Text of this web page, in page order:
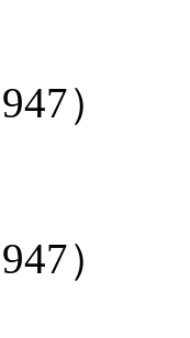
）
）